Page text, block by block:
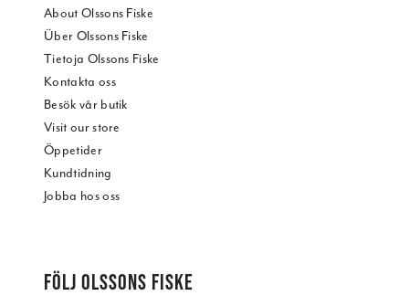
About Olssons Fiske
Über Olssons Fiske
Tietoja Olssons Fiske
Kontakta oss
Besök vår butik
Visit our store
Öppetider
Kundtidning
Jobba hos oss
FÖLJ OLSSONS FISKE